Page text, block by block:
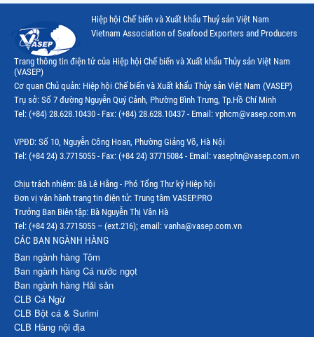
Thị trường Papua New Guinea
Thị trường New Zealand
Thị trường Đài Loan
Thị trường Hàn Quốc
Thị trường EU
Thị trường Nhật Bản
Thị trường Việt Nam
Hiệp hội Chế biến và Xuất khẩu Thuỷ sản Việt Nam
Vietnam Association of Seafood Exporters and Producers
Trang thông tin điện tử của Hiệp hội Chế biến và Xuất khẩu Thủy sản Việt Nam
(VASEP)
Cơ quan Chủ quản: Hiệp hội Chế biến và Xuất khẩu Thủy sản Việt Nam (VASEP)
Trụ sở: Số 7 đường Nguyễn Quý Cảnh, Phường Bình Trưng, Tp.Hồ Chí Minh
Tel: (+84) 28.628.10430 - Fax: (+84) 28.628.10437 - Email: vphcm@vasep.com.vn
VPĐD: Số 10, Nguyễn Công Hoan, Phường Giảng Võ, Hà Nội
Tel: (+84 24) 3.7715055 - Fax: (+84 24) 37715084 - Email: vasephn@vasep.com.vn
Chịu trách nhiệm: Bà Lê Hằng - Phó Tổng Thư ký Hiệp hội
Đơn vị vận hành trang tin điện tử: Trung tâm VASEP.PRO
Trưởng Ban Biên tập: Bà Nguyễn Thị Vân Hà
Tel: (+84 24) 3.7715055 – (ext.216); email: vanha@vasep.com.vn
CÁC BAN NGÀNH HÀNG
Ban ngành hàng Tôm
Ban ngành hàng Cá nước ngọt
Ban ngành hàng Hải sản
CLB Cá Ngừ
CLB Bột cá & Surimi
CLB Hàng nội địa